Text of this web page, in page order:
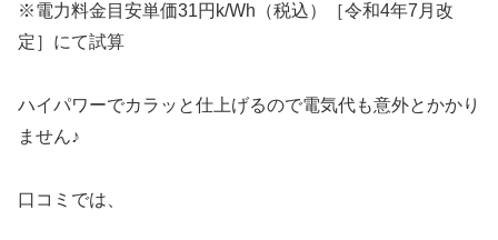
※電力料金目安単価31円k/Wh（税込）［令和4年7月改
定］にて試算
ハイパワーでカラッと仕上げるので電気代も意外とかかり
ません♪
口コミでは、